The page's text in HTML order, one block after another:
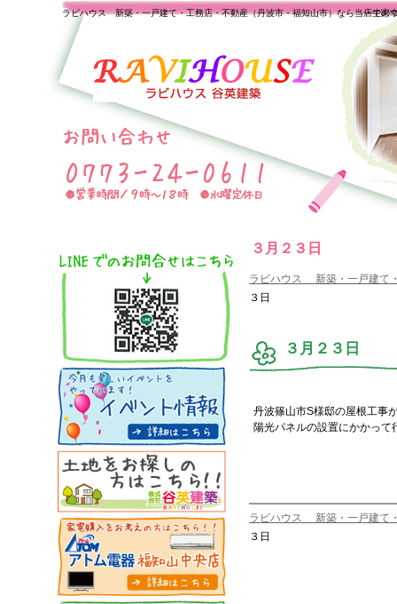
３月２３日
一生の
ラビハウス 新築・一戸建て・工務店・不動産（丹波市・福知山市）なら当店で家
ラビハウス 新築・一戸建て
３日
３月２３日
丹波篠山市S様邸の屋根工事
陽光パネルの設置にかかっ
ラビハウス 新築・一戸建て
３日